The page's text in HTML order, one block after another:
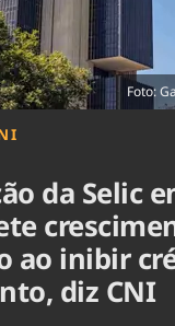
Foto:
da Selic
ao inibir
diz CNI